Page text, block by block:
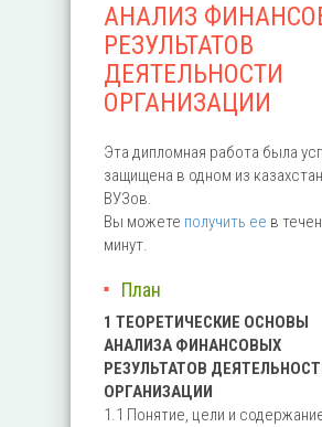
АНАЛИЗ
РЕЗУЛЬТАТОВ
ДЕЯТЕЛЬНОСТИ
ОРГАНИЗАЦИИ
Эта дипломная работа была
защищена в одном из
ВУЗов.
Вы можете получить ее в
минут.
План
1 ТЕОРЕТИЧЕСКИЕ ОСНОВЫ
АНАЛИЗА ФИНАНСОВЫХ
РЕЗУЛЬТАТОВ
ОРГАНИЗАЦИИ
1.1 Понятие, цели и